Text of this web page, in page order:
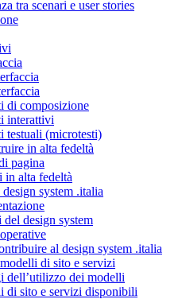
tra scenari e user stories
di composizione
interattivi
testuali (microtesti)
in alta fedeltà
pagina
in alta fedeltà
system .italia
design system
al design system .italia
di sito e servizi
dell’utilizzo dei modelli
di sito e servizi disponibili